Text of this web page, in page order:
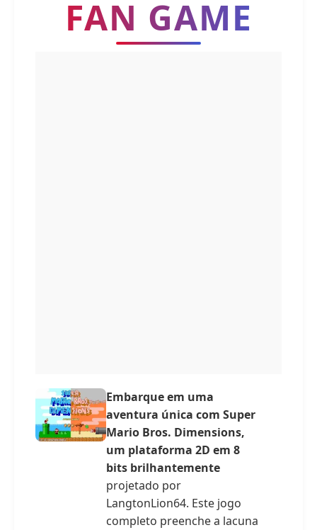
FAN GAME
Embarque em uma
aventura única com Super
Mario Bros. Dimensions,
um plataforma 2D em 8
bits brilhantemente
projetado por
LangtonLion64. Este jogo
completo preenche a lacuna